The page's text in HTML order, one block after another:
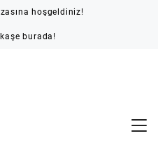
hoşgeldiniz!
burada!